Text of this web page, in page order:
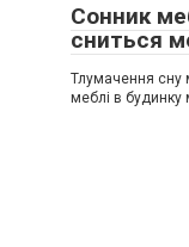
Сонник
сниться
Тлумачення сну
меблі в будинку